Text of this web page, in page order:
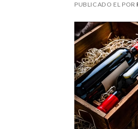
PUBLICADO EL POR